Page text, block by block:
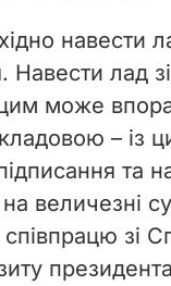
d
e
o
навести
лад
може
– із
та
величезні
зі